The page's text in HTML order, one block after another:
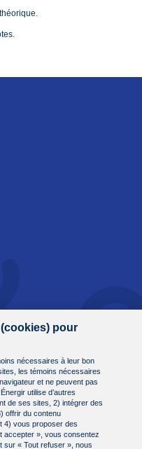
pour
nécessaires à leur bon
les témoins nécessaires
et ne peuvent pas
utilise d’autres
de ses sites, 2) intégrer des
offrir du contenu
4) vous proposer des
accepter », vous consentez
sur « Tout refuser », nous